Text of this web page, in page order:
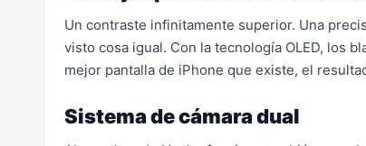
Un contraste infinitamente superior. Una
visto cosa igual. Con la tecnología OLED, los
mejor pantalla de iPhone que existe, el
Sistema de cámara dual